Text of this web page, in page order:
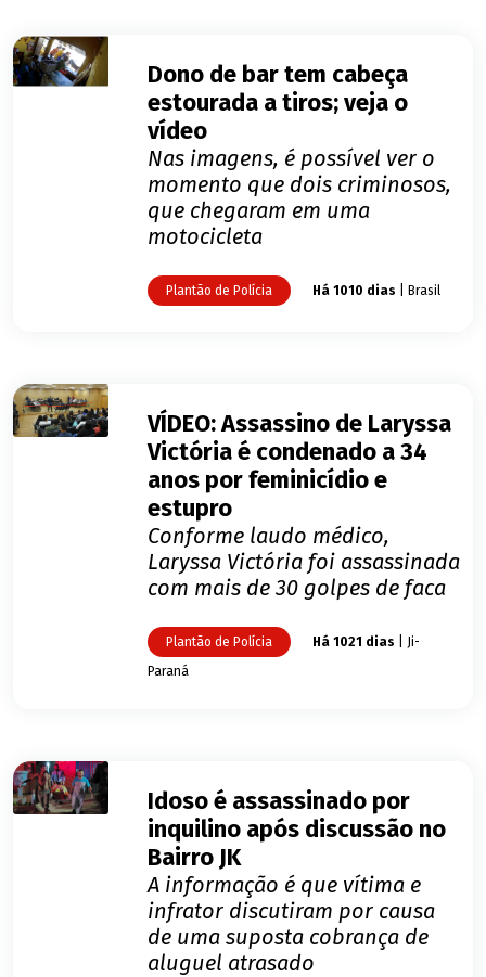
Dono de bar tem cabeça
estourada a tiros; veja o
vídeo
Nas imagens, é possível ver o
momento que dois criminosos,
que chegaram em uma
motocicleta
Plantão de Polícia Há 1010 dias | Brasil
VÍDEO: Assassino de Laryssa
Victória é condenado a 34
anos por feminicídio e
estupro
Conforme laudo médico,
Laryssa Victória foi assassinada
com mais de 30 golpes de faca
Plantão de Polícia Há 1021 dias | Ji-
Paraná
Idoso é assassinado por
inquilino após discussão no
Bairro JK
A informação é que vítima e
infrator discutiram por causa
de uma suposta cobrança de
aluguel atrasado